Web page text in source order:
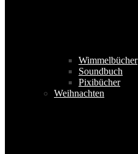
Wimmelbücher
Soundbuch
Pixibücher
Weihnachten